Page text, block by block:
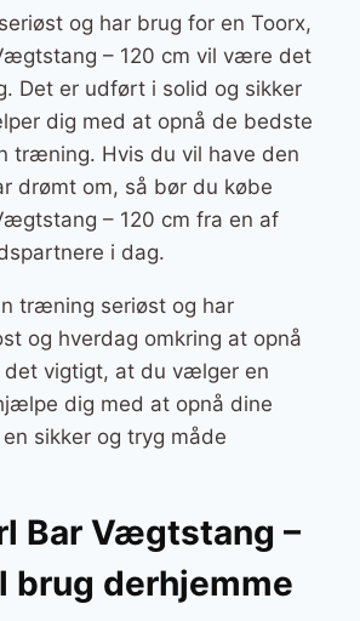
og har brug for en Toorx,
– 120 cm vil være det
Det er udført i solid og sikker
dig med at opnå de bedste
træning. Hvis du vil have den
drømt om, så bør du købe
– 120 cm fra en af
i dag.
træning seriøst og har
og hverdag omkring at opnå
det vigtigt, at du vælger en
dig med at opnå dine
sikker og tryg måde
Bar Vægtstang –
brug derhjemme